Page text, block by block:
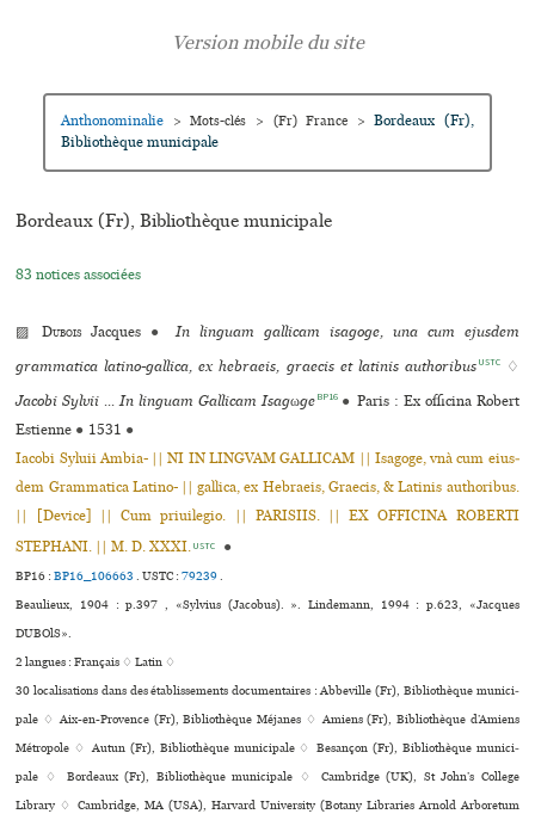
Anthonominalie > Mots-clés > (Fr) France >
Bordeaux (Fr),
Bibliothèque muni­ci­pale
Bordeaux (Fr), Bibliothèque muni­ci­pale
83 notices associées
▨Dubois Jacques ●
In linguam gallicam isagoge, una cum ejusdem
grammatica latino-gallica, ex hebraeis, graecis et latinis authoribus USTC♢
Jacobi Sylvii ... In linguam Gallicam Isagωge BP16 ● Paris : Ex officina Robert
Estienne ● 1531 ●
Iacobi Syluii Ambia- || NI IN LINGVAM GALLICAM || Isagoge, vnà cum eius­
dem Grammatica Latino- || gal­lica, ex Hebraeis, Graecis, & Latinis autho­ri­bus.
|| [Device] || Cum priui­le­gio. || PARISIIS. || EX OFFICINA ROBERTI
STEPHANI. || M. D. XXXI. USTC ●
BP16 :BP16_106663 .USTC :79239.
Beaulieux, 1904 : p.397 , «Sylvius (Jacobus). ». Lindemann, 1994 : p.623, «Jacques
DUBOlS».
2 langues :Français ♢Latin ♢
30 localisations dans des établissements documentaires : Abbeville (Fr), Bibliothèque muni­ci­
pale ♢ Aix-en-Provence (Fr), Bibliothèque Méjanes ♢ Amiens (Fr), Bibliothèque d’Amiens
Métropole ♢ Autun (Fr), Bibliothèque muni­ci­pale ♢ Besançon (Fr), Bibliothèque muni­ci­
pale ♢ Bordeaux (Fr), Bibliothèque muni­ci­pale ♢ Cambridge (UK), St John’s College
Library ♢ Cambridge, MA (USA), Harvard University (Botany Libraries Arnold Arboretum